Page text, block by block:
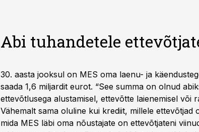
Abi tuhandetele
30. aasta jooksul on MES oma laenu- ja
saada 1,6 miljardit eurot. “See summa on olnud
ettevõtlusega alustamisel, ettevõtte laienemisel või
Vähemalt sama oluline kui krediit, millele ettevõtjad
mida MES läbi oma nõustajate on ettevõtjateni